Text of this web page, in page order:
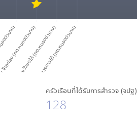
บัวบาน)ทต.หนองบัวบาน)
หมู่ 7 บ้าน หนองวัวซอใต้ (ทต.หนองบัวบาน)
หมู่ 8 บ้าน หนองแวงยาวใต้ (ทต.หนองบัวบาน)ครัวเรือนที่ได้รับการสำรวจ (จปฐ)
128